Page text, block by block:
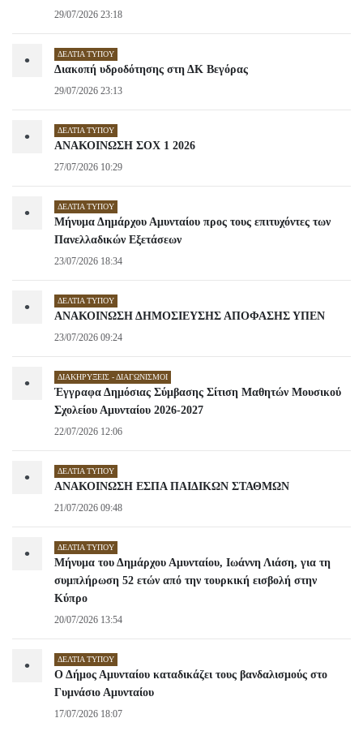
29/07/2026 23:18
• ΔΕΛΤΊΑ ΤΎΠΟΥ
Διακοπή υδροδότησης στη ΔΚ Βεγόρας
29/07/2026 23:13
• ΔΕΛΤΊΑ ΤΎΠΟΥ
ΑΝΑΚΟΙΝΩΣΗ ΣΟΧ 1 2026
27/07/2026 10:29
• ΔΕΛΤΊΑ ΤΎΠΟΥ
Μήνυμα Δημάρχου Αμυνταίου προς τους επιτυχόντες των
Πανελλαδικών Εξετάσεων
23/07/2026 18:34
• ΔΕΛΤΊΑ ΤΎΠΟΥ
ΑΝΑΚΟΙΝΩΣΗ ΔΗΜΟΣΙΕΥΣΗΣ ΑΠΟΦΑΣΗΣ ΥΠΕΝ
23/07/2026 09:24
• ΔΙΑΚΗΡΎΞΕΙΣ - ΔΙΑΓΩΝΙΣΜΟΊ
Έγγραφα Δημόσιας Σύμβασης Σίτιση Μαθητών Μουσικού
Σχολείου Αμυνταίου 2026-2027
22/07/2026 12:06
• ΔΕΛΤΊΑ ΤΎΠΟΥ
ΑΝΑΚΟΙΝΩΣΗ ΕΣΠΑ ΠΑΙΔΙΚΩΝ ΣΤΑΘΜΩΝ
21/07/2026 09:48
• ΔΕΛΤΊΑ ΤΎΠΟΥ
Μήνυμα του Δημάρχου Αμυνταίου, Ιωάννη Λιάση, για τη
συμπλήρωση 52 ετών από την τουρκική εισβολή στην
Κύπρο
20/07/2026 13:54
• ΔΕΛΤΊΑ ΤΎΠΟΥ
Ο Δήμος Αμυνταίου καταδικάζει τους βανδαλισμούς στο
Γυμνάσιο Αμυνταίου
17/07/2026 18:07